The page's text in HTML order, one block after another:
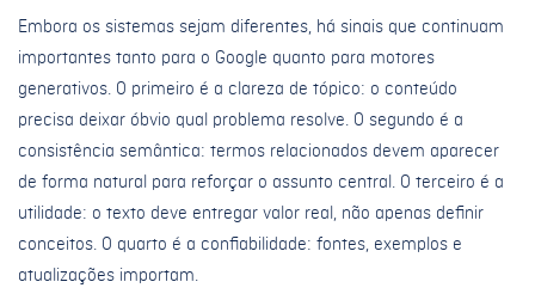
Embora os sistemas sejam diferentes, há sinais que continuam
importantes tanto para o Google quanto para motores
generativos. O primeiro é a clareza de tópico: o conteúdo
precisa deixar óbvio qual problema resolve. O segundo é a
consistência semântica: termos relacionados devem aparecer
de forma natural para reforçar o assunto central. O terceiro é a
utilidade: o texto deve entregar valor real, não apenas definir
conceitos. O quarto é a confiabilidade: fontes, exemplos e
atualizações importam.